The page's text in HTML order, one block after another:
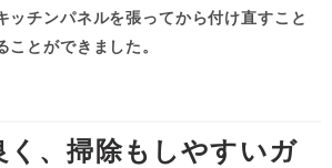
ッチンパネルを張ってから付け直すこと
とができました。
く、掃除もしやすいガ